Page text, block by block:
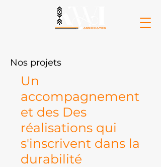
Nos projets
Un
accompagnement
et des Des
réalisations qui
s'inscrivent dans la
durabilité